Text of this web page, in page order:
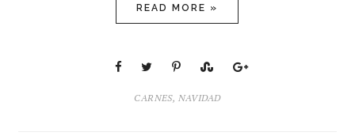
READ MORE »
CARNES, NAVIDAD